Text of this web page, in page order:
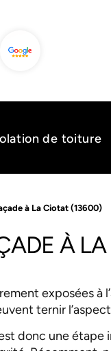
de toiture
à La Ciotat (13600)
À
exposées à
ternir
donc une étape